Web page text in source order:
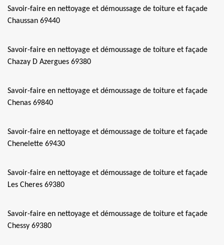
Savoir-faire en nettoyage et démoussage de toiture et façade
Chaussan 69440
Savoir-faire en nettoyage et démoussage de toiture et façade
Chazay D Azergues 69380
Savoir-faire en nettoyage et démoussage de toiture et façade
Chenas 69840
Savoir-faire en nettoyage et démoussage de toiture et façade
Chenelette 69430
Savoir-faire en nettoyage et démoussage de toiture et façade
Les Cheres 69380
Savoir-faire en nettoyage et démoussage de toiture et façade
Chessy 69380